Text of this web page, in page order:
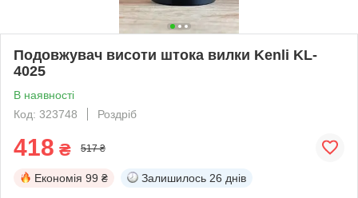
Подовжувач висоти штока вилки Kenli KL-
4025
В наявності
Код: 323748
Роздріб
418 ₴ 517 ₴
Економія 99 ₴ Залишилось 26 днів